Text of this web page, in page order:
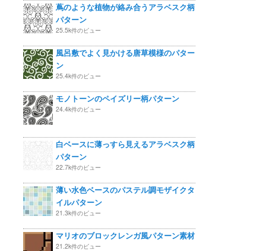
蔦のような植物が絡み合うアラベスク柄
パターン
25.5k件のビュー
風呂敷でよく見かける唐草模様のパター
ン
25.4k件のビュー
モノトーンのペイズリー柄パターン
24.4k件のビュー
白ベースに薄っすら見えるアラベスク柄
パターン
22.7k件のビュー
薄い水色ベースのパステル調モザイクタ
イルパターン
21.3k件のビュー
マリオのブロックレンガ風パターン素材
21.2k件のビュー